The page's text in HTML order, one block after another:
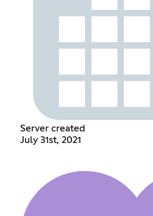
Server created
July 31st, 2021